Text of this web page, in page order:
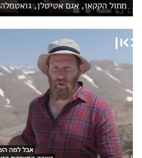
מחול הקקאו, אגם אטיטלן, גואטמלה